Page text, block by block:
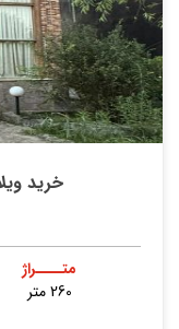
خرید
متــــراژ
260 متر